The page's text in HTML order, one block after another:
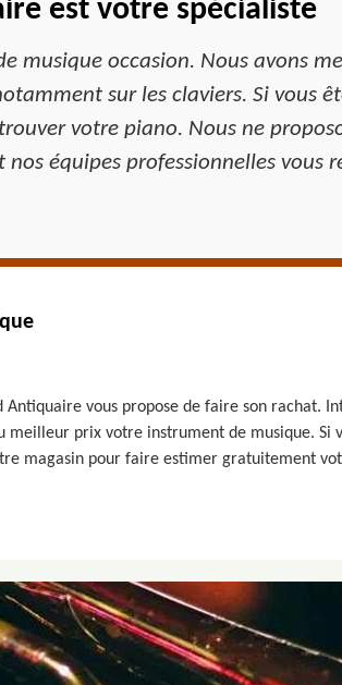
est votre spécialiste
musique occasion. Nous avons
sur les claviers. Si vous
votre piano. Nous ne
équipes professionnelles vous
vous propose de faire son rachat.
meilleur prix votre instrument de musique. Si
magasin pour faire estimer gratuitement